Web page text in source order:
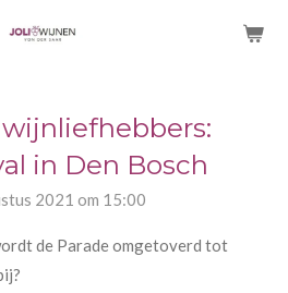
in Den Bosch
2021 om 15:00
de Parade omgetoverd tot